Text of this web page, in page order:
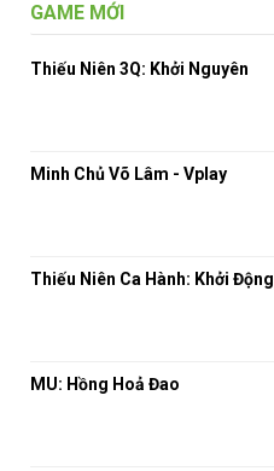
GAME MỚI
Thiếu Niên 3Q: Khởi Nguyên
Minh Chủ Võ Lâm - Vplay
Thiếu Niên Ca Hành: Khởi Động
MU: Hồng Hoả Đao